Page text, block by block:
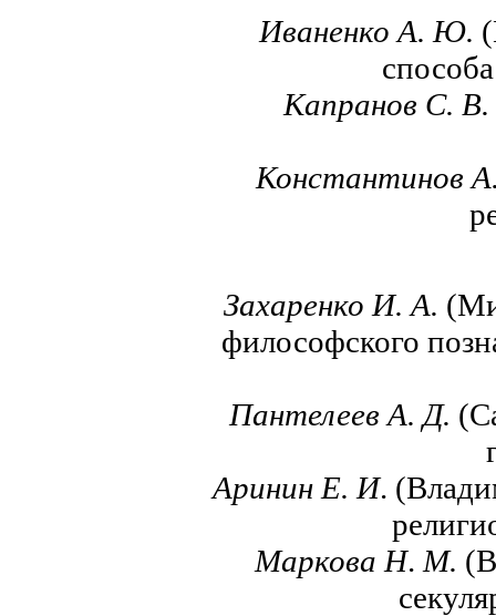
Иваненко А. Ю.
Капранов С. В.
Константинов
Захаренко И. А.
философского
Пантелеев А. Д.
Аринин Е. И.
Маркова Н. М.